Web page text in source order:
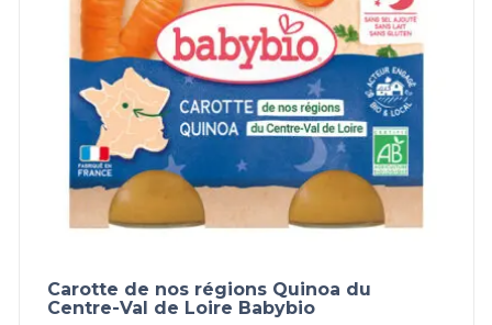
Carotte de nos régions Quinoa du
Centre-Val de Loire Babybio